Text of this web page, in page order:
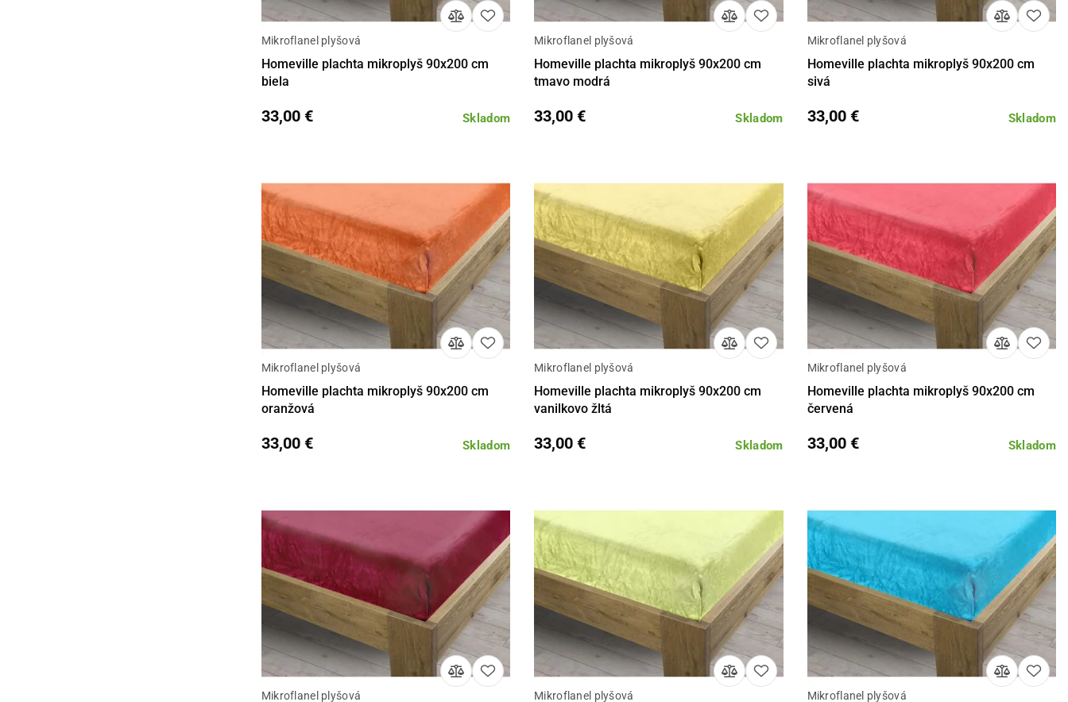
Mikroflanel plyšová
Homeville plachta mikroplyš 90x200 cm
biela
Skladom
33,00 €
Mikroflanel plyšová
Homeville plachta mikroplyš 90x200 cm
tmavo modrá
Skladom
33,00 €
Mikroflanel plyšová
Homeville plachta mikroplyš 90x200 cm
sivá
Skladom
33,00 €
Mikroflanel plyšová
Homeville plachta mikroplyš 90x200 cm
oranžová
Skladom
33,00 €
Mikroflanel plyšová
Homeville plachta mikroplyš 90x200 cm
vanilkovo žltá
Skladom
33,00 €
Mikroflanel plyšová
Homeville plachta mikroplyš 90x200 cm
červená
Skladom
33,00 €
Mikroflanel plyšová Mikroflanel plyšová Mikroflanel plyšová